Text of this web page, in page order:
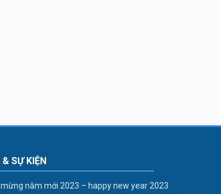
SỰ KIỆN
mừng năm mới 2023 – happy new year 2023